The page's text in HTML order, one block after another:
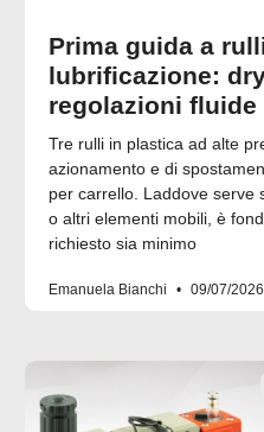
Prima guida a
lubrificazione:
regolazioni fluide
Tre rulli in plastica ad alte
azionamento e di
per carrello. Laddove serve
o altri elementi mobili, è
richiesto sia minimo
Emanuela Bianchi 09/07/2026